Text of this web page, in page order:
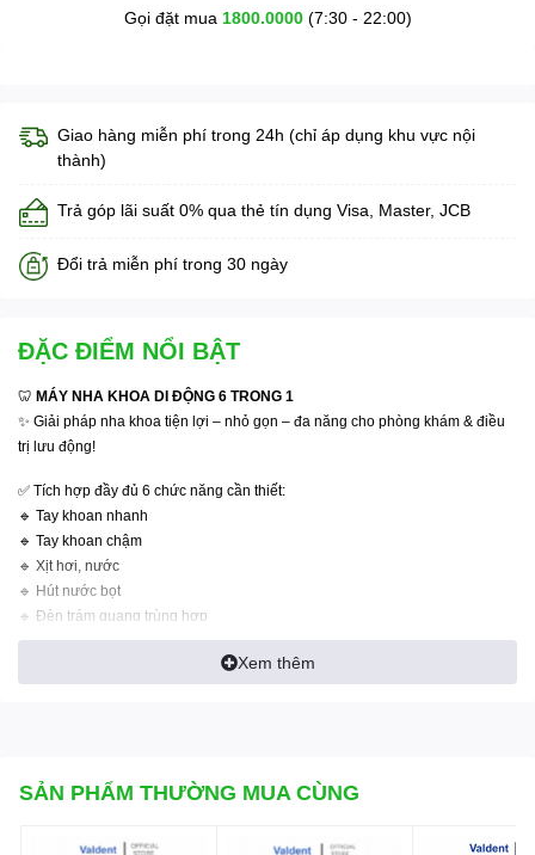
Gọi đặt mua 1800.0000(7:30 - 22:00)
Giao hàng miễn phí trong 24h (chỉ áp dụng khu vực nội
thành)
Trả góp lãi suất 0% qua thẻ tín dụng Visa, Master, JCB
Đổi trả miễn phí trong 30 ngày
ĐẶC ĐIỂM NỔI BẬT
🦷 MÁY NHA KHOA DI ĐỘNG 6 TRONG 1
✨ Giải pháp nha khoa tiện lợi – nhỏ gọn – đa năng cho phòng khám & điều
trị lưu động!
✅ Tích hợp đầy đủ 6 chức năng cần thiết:
🔹 Tay khoan nhanh
🔹 Tay khoan chậm
🔹 Xịt hơi, nước
🔹 Hút nước bọt
🔹 Đèn trám quang trùng hợp
🔹 Tay lấy cao răng
💎 Ưu điểm nổi bật:
✔️ Đầy đủ chức năng trong 1 thiết bị
Xem thêm
SẢN PHẨM THƯỜNG MUA CÙNG